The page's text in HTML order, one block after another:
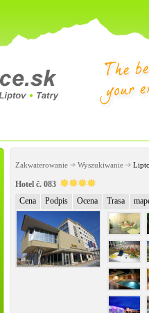
Zakwaterowanie Wyszukiwanie
Hotel č. 083
Cena
Podpis Ocena Trasa